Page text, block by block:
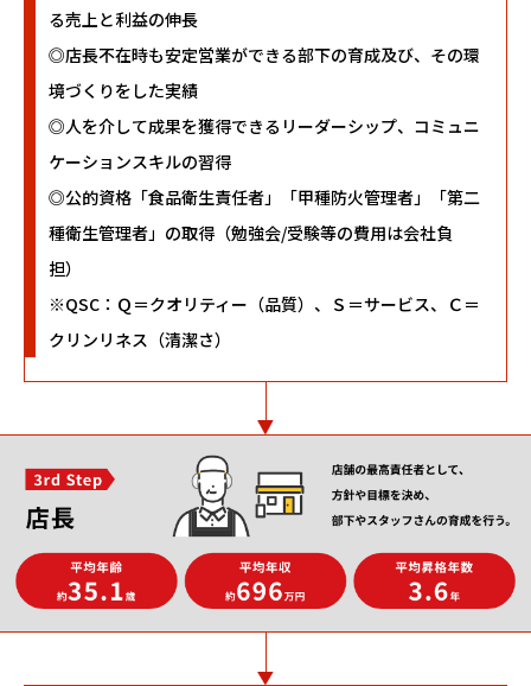
る売上と利益の伸長
◎店長不在時も安定営業ができる部下の育成及び、その環
境づくりをした実績
◎人を介して成果を獲得できるリーダーシップ、コミュニ
ケーションスキルの習得
◎公的資格「食品衛生責任者」「甲種防火管理者」「第二
種衛生管理者」の取得（勉強会/受験等の費用は会社負
担）
※QSC：Ｑ＝クオリティー（品質）、Ｓ＝サービス、Ｃ＝
クリンリネス（清潔さ）